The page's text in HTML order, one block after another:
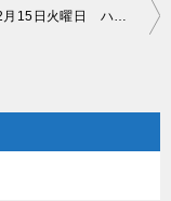
令和2年12月15日火曜日 ハウスクリーニング札幌市 ご予約状況